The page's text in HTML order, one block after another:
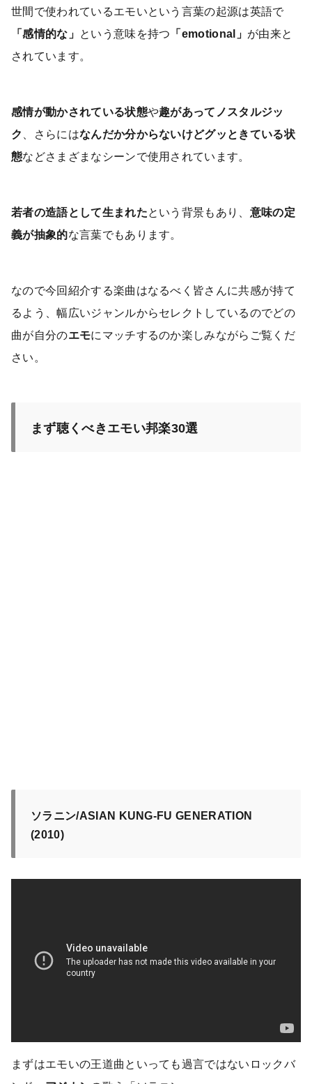
世間で使われているエモいという言葉の起源は英語で
「感情的な」 という意味を持つ 「emotional」 が由来と
されています。
感情が動かされている状態や趣があってノスタルジッ
ク
、さらにはなんだか分からないけどグッときている状
態などさまざまなシーンで使用されています。
若者の造語として生まれたという背景もあり、 意味の定
義が抽象的な言葉でもあります。
なので今回紹介する楽曲はなるべく皆さんに共感が持て
るよう、幅広いジャンルからセレクトしているのでどの
曲が自分のエモにマッチするのか楽しみながらご覧くだ
さい。
まず聴くべきエモい邦楽30選
ソラニン/ASIAN KUNG-FU GENERATION
(2010)
まずはエモいの王道曲といっても過言ではないロックバ